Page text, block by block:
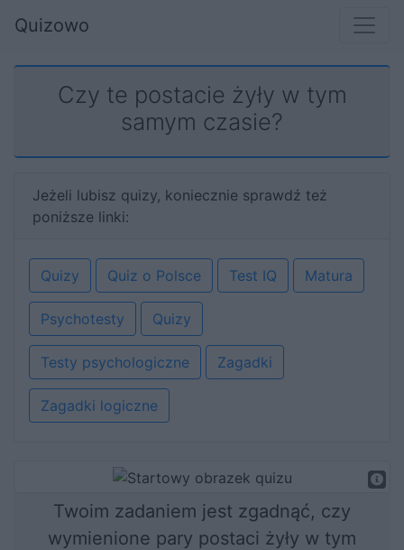
Quizowo
Czy te postacie żyły w tym
samym czasie?
Jeżeli lubisz quizy, koniecznie sprawdź też
poniższe linki:
Quizy Quiz o Polsce Test IQ Matura
Psychotesty Quizy
Testy psychologiczne Zagadki
Zagadki logiczne
Twoim zadaniem jest zgadnąć, czy
wymienione pary postaci żyły w tym